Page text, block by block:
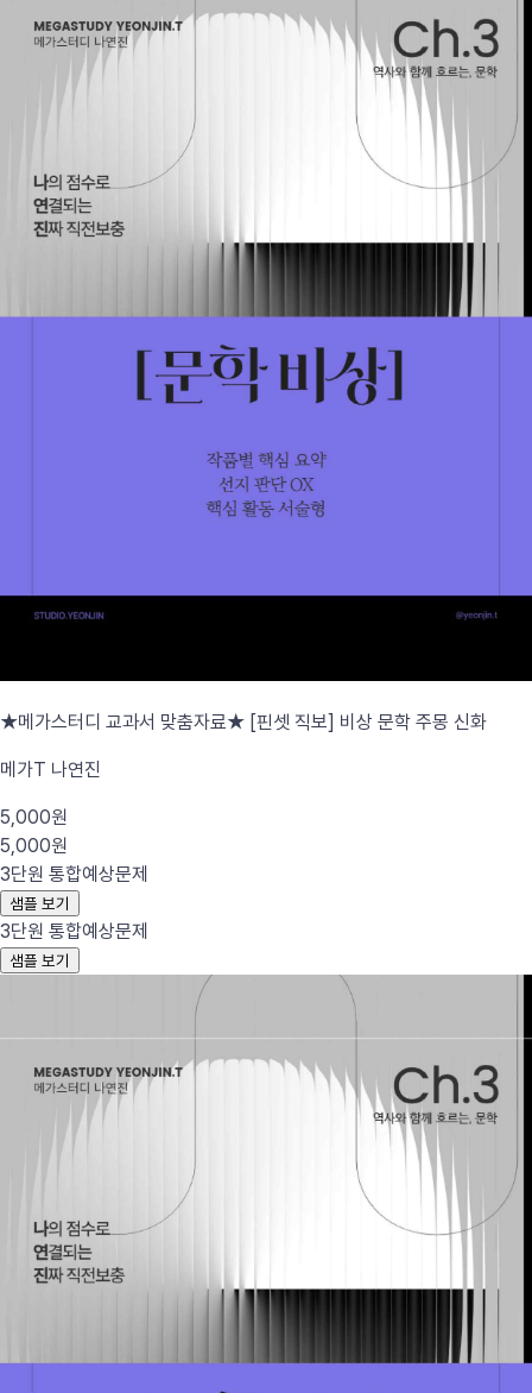
★메가스터디 교과서 맞춤자료★ [핀셋 직보] 비상 문학 주몽 신화
메가T 나연진
5,000원
5,000원
3단원 통합예상문제
샘플 보기
3단원 통합예상문제
샘플 보기